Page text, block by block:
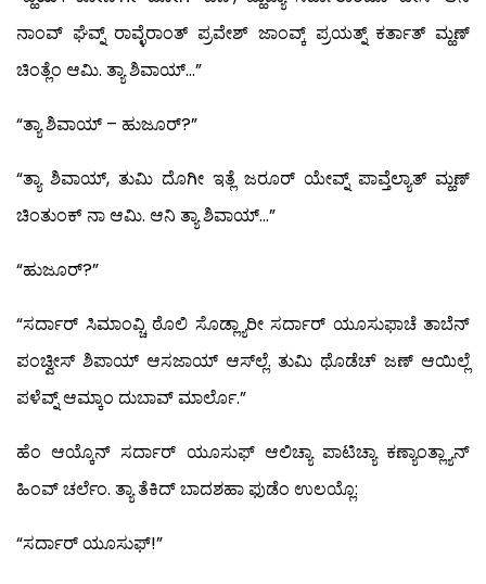
ನಾಂವ್ ಘೆವ್ನ್ ರಾವ್ಳೆರಾಂತ್ ಪ್ರವೇಶ್ ಜಾಂವ್ಕ್ ಪ್ರಯತ್ನ್ ಕರ್ತಾತ್ ಮ್ಹಣ್
ಚಿಂತ್ಲೆಂ ಆಮಿ. ತ್ಯಾ ಶಿವಾಯ್…”
“ತ್ಯಾ ಶಿವಾಯ್ – ಹುಜೂರ್?”
“ತ್ಯಾ ಶಿವಾಯ್, ತುಮಿ ದೊಗೀ ಇತ್ಲೆ ಜರೂರ್ ಯೇವ್ನ್ ಪಾವ್ತೆಲ್ಯಾತ್ ಮ್ಹಣ್
ಚಿಂತುಂಕ್ ನಾ ಆಮಿ. ಆನಿ ತ್ಯಾ ಶಿವಾಯ್…”
“ಹುಜೂರ್?”
“ಸರ್ದಾರ್ ಸಿಮಾಂವ್ಚಿ ಠೊಲಿ ಸೊಡ್ಲ್ಯಾರೀ ಸರ್ದಾರ್ ಯೂಸುಫಾಚೆ ತಾಬೆನ್
ಪಂಚ್ವೀಸ್ ಶಿಪಾಯ್ ಆಸಜಾಯ್ ಆಸ್‍ಲ್ಲೆ. ತುಮಿ ಥೊಡೆಚ್ ಜಣ್ ಆಯಿಲ್ಲೆ
ಪಳೆವ್ನ್ ಆಮ್ಕಾಂ ದುಬಾವ್ ಮಾರ್ಲೊ.”
ಹೆಂ ಆಯ್ಕೊನ್ ಸರ್ದಾರ್ ಯೂಸುಫ್ ಆಲಿಚ್ಯಾ ಪಾಟಿಚ್ಯಾ ಕಣ್ಯಾಂತ್ಲ್ಯಾನ್
ಹಿಂವ್ ಚರ್ಲೆಂ. ತ್ಯಾ ತೆಕಿದ್ ಬಾದಶಹಾ ಫುಡೆಂ ಉಲಯ್ಲೊ:
“ಸರ್ದಾರ್ ಯೂಸುಫ್!”